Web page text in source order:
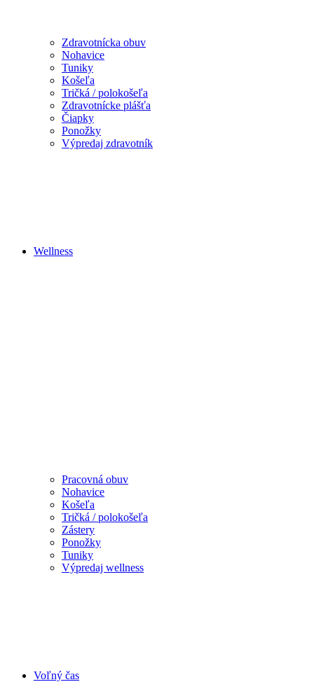
Zdravotnícka obuv
Nohavice
Tuniky
Košeľa
Tričká / polokošeľa
Zdravotnícke plášťa
Čiapky
Ponožky
Výpredaj zdravotník
Wellness
Pracovná obuv
Nohavice
Košeľa
Tričká / polokošeľa
Zástery
Ponožky
Tuniky
Výpredaj wellness
Voľný čas